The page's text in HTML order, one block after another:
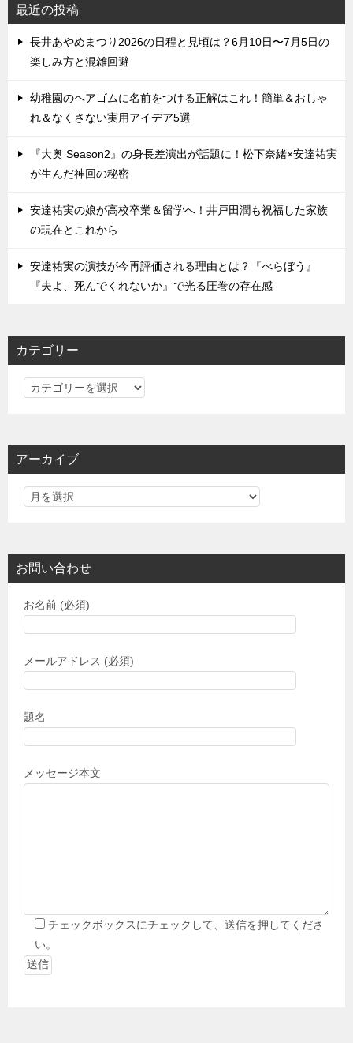
最近の投稿
長井あやめまつり2026の日程と見頃は？6月10日〜7月5日の
楽しみ方と混雑回避
幼稚園のヘアゴムに名前をつける正解はこれ！簡単＆おしゃ
れ＆なくさない実用アイデア5選
『大奥 Season2』の身長差演出が話題に！松下奈緒×安達祐実
が生んだ神回の秘密
安達祐実の娘が高校卒業＆留学へ！井戸田潤も祝福した家族
の現在とこれから
安達祐実の演技が今再評価される理由とは？『べらぼう』
『夫よ、死んでくれないか』で光る圧巻の存在感
カテゴリー
カ
リ
アーカイブ
お問い合わせ
お名前 (必須)
メールアドレス (必須)
題名
メッセージ本文
チェックボックスにチェックして、送信を押してくださ
い。